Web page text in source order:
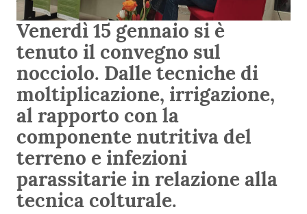
Venerdì 15 gennaio si è
tenuto il convegno sul
nocciolo. Dalle tecniche di
moltiplicazione, irrigazione,
al rapporto con la
componente nutritiva del
terreno e infezioni
parassitarie in relazione alla
tecnica colturale.